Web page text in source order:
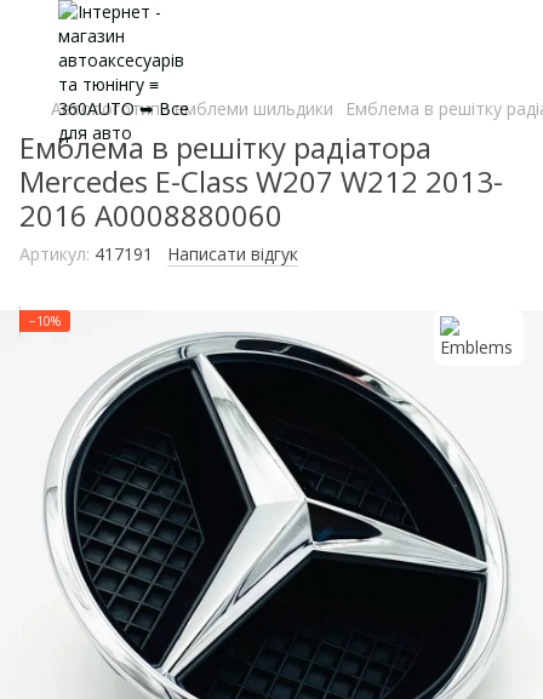
Автологотипи емблеми шильдики Емблема в решітку
Емблема в решітку радіатора
Mercedes E-Class W207 W212 2013-
2016 A0008880060
Артикул: 417191 Написати відгук
−10%